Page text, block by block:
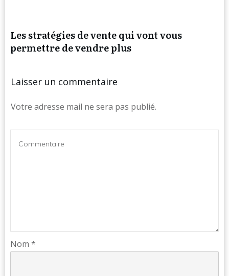
Les stratégies de vente qui vont vous
permettre de vendre plus
Laisser un commentaire
Votre adresse mail ne sera pas publié.
Nom *